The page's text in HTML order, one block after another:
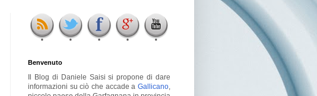
Benvenuto
Il Blog di Daniele Saisi si propone di dare
informazioni su ciò che accade a Gallicano